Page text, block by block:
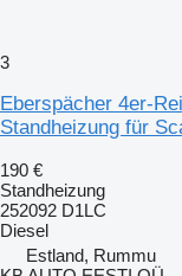
3
Eberspächer 4er-
Standheizung für
190 €
Standheizung
252092 D1LC
Diesel
Estland, Rummu